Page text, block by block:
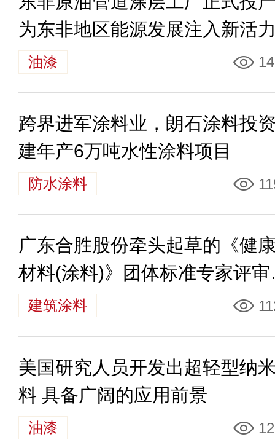
为东非地区能源发展注入新活
油漆
跨界进军涂料业，朗石涂料投
建年产6万吨水性涂料项目
防水涂料
广东合胜股份牵头起草的《健
材料(涂料)》团体标准专家评审
在北京召开
建筑涂料
美国研究人员开发出超轻型纳
料 具备广阔的应用前景
油漆